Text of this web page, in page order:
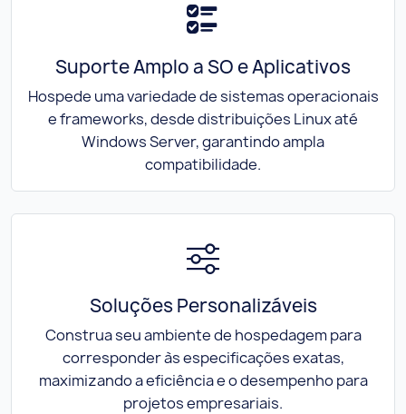
Suporte Amplo a SO e Aplicativos
Hospede uma variedade de sistemas operacionais
e frameworks, desde distribuições Linux até
Windows Server, garantindo ampla
compatibilidade.
Soluções Personalizáveis
Construa seu ambiente de hospedagem para
corresponder às especificações exatas,
maximizando a eficiência e o desempenho para
projetos empresariais.